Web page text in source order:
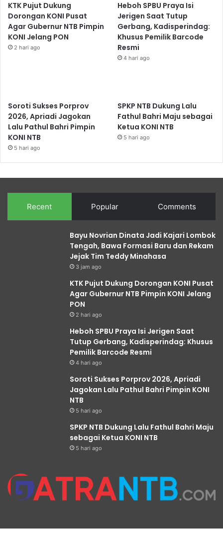
KTK Pujut Dukung
Dorongan KONI Pusat
Agar Gubernur NTB Pimpin
KONI Jelang PON
2 hari ago
Heboh SPBU Praya Isi
Jerigen Saat Tutup
Gerbang, Kadisperindag:
Khusus Pemilik Barcode
Resmi
4 hari ago
Soroti Sukses Porprov
2026, Apriadi Jagokan
Lalu Pathul Bahri Pimpin
KONI NTB
5 hari ago
SPKP NTB Dukung Lalu
Fathul Bahri Maju sebagai
Ketua KONI NTB
5 hari ago
Recent Popular Comments
Bayu Novrian Dinata Jadi Kajari Lombok
Tengah, Bawa Formasi Baru dan Rekam
Jejak Tim Teddy Minahasa
3 jam ago
KTK Pujut Dukung Dorongan KONI Pusat
Agar Gubernur NTB Pimpin KONI Jelang
PON
2 hari ago
Heboh SPBU Praya Isi Jerigen Saat
Tutup Gerbang, Kadisperindag: Khusus
Pemilik Barcode Resmi
4 hari ago
Soroti Sukses Porprov 2026, Apriadi
Jagokan Lalu Pathul Bahri Pimpin KONI
NTB
5 hari ago
SPKP NTB Dukung Lalu Fathul Bahri Maju
sebagai Ketua KONI NTB
5 hari ago